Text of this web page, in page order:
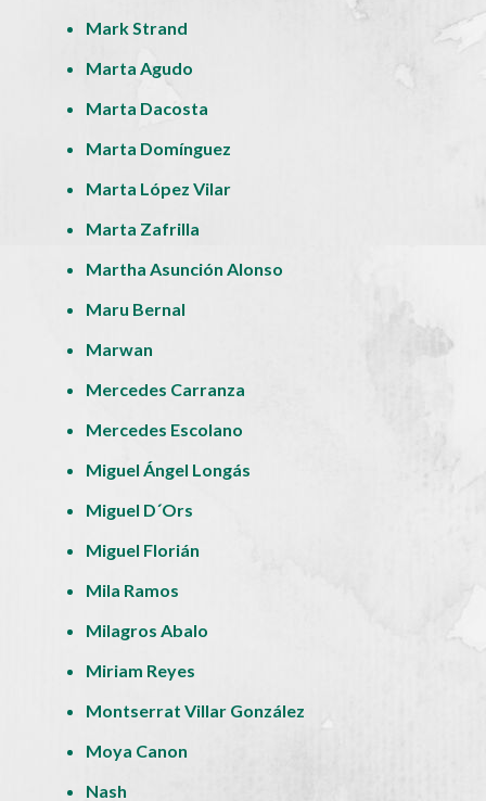
Mark Strand
Marta Agudo
Marta Dacosta
Marta Domínguez
Marta López Vilar
Marta Zafrilla
Martha Asunción Alonso
Maru Bernal
Marwan
Mercedes Carranza
Mercedes Escolano
Miguel Ángel Longás
Miguel D´Ors
Miguel Florián
Mila Ramos
Milagros Abalo
Miriam Reyes
Montserrat Villar González
Moya Canon
Nash